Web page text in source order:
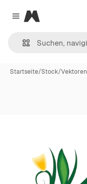
Close menu
Magnific
Startseite/Stock/Vektoren